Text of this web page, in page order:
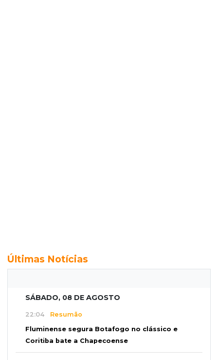
Últimas Notícias
SÁBADO, 08 DE AGOSTO
22:04 Resumão
Fluminense segura Botafogo no clássico e
Coritiba bate a Chapecoense